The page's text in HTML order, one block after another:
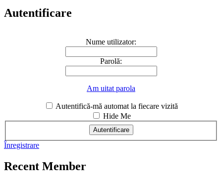
Autentificare
Nume utilizator:
Parolă:
Am uitat parola
Autentifică-mă automat la fiecare vizită
Hide Me
Înregistrare
Recent Member